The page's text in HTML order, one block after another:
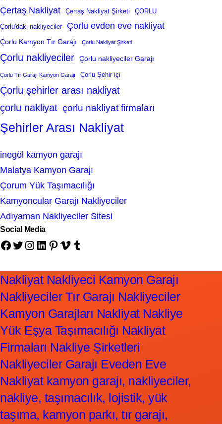
Çertaş Nakliyat Çertaş Nakliyat Şirketi ÇORLU
Çorlu'daki nakliyeciler Çorlu evden eve nakliyat
Çorlu Kamyon Tır Garajı Çorlu Nakliyat Şirketi
Çorlu nakliyeciler Çorlu nakliyeciler Garajı
Çorlu Tır Garajı Kamyon Garajı Çorlu Şehir içi
Çorlu şehirler arası nakliyat
çorlu nakliyat çorlu nakliyat firmaları
Şehirler Arası Nakliyat
inegöl kamyon garajı
Malatya Kamyon Garajı
Çorum Yük Taşımacılığı
Kamyoncular Garajı Nakliyeciler
Adıyaman Nakliyeciler Sitesi
Social Media
Facebook Twitter Instagram LinkedIn Pinterest Vimeo Tumblr
Nakliyat Nakliyeci Kamyon Garajı
Nakliyeciler Tır Garajı Nakliyeciler
Kamyon Garajları Nakliyat Nakliye
Yük Eşya Taşımacılığı Nakliyat
Firmaları Nakliye Şirketleri
Nakliyeciler Garajı Eveden Eve
Nakliyat kamyon garajı, nakliyeciler,
nakliye, taşımacılık, lojistik, yük
taşıma, kamyon parkı, tır garajı,